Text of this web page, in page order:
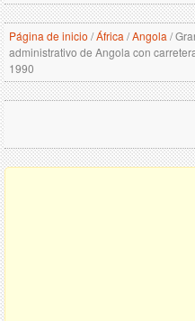
Página de inicio /África /Angola /
administrativo de Angola con
1990